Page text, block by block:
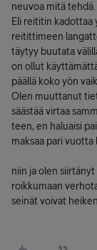
neuvoa mitä tehdä.
Eli reititin
reitittimeen
täytyy buutata
on ollut
päällä koko yön
Olen muuttanut
säästää virtaa
teen, en haluaisi
maksaa pari vuotta
niin ja olen
roikkumaan
seinät voivat